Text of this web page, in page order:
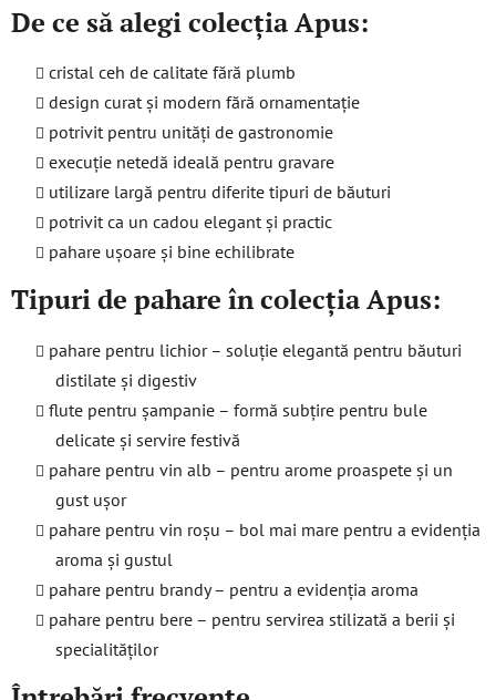
De ce să alegi colecția Apus:
cristal ceh de calitate fără plumb
design curat și modern fără ornamentație
potrivit pentru unități de gastronomie
execuție netedă ideală pentru gravare
utilizare largă pentru diferite tipuri de băuturi
potrivit ca un cadou elegant și practic
pahare ușoare și bine echilibrate
Tipuri de pahare în colecția Apus:
pahare pentru lichior – soluție elegantă pentru băuturi
distilate și digestiv
flute pentru șampanie – formă subțire pentru bule
delicate și servire festivă
pahare pentru vin alb – pentru arome proaspete și un
gust ușor
pahare pentru vin roșu – bol mai mare pentru a evidenția
aroma și gustul
pahare pentru brandy – pentru a evidenția aroma
pahare pentru bere – pentru servirea stilizată a berii și
specialităților